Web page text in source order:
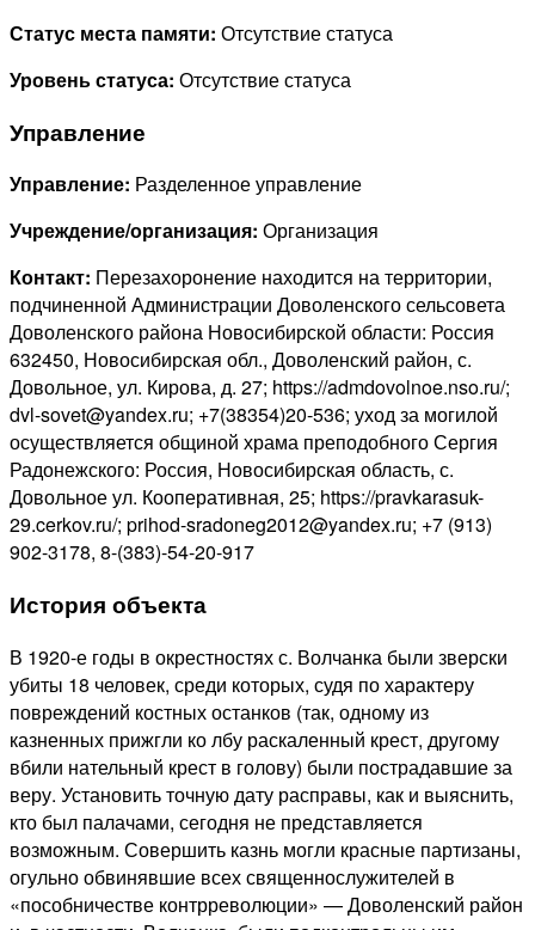
Статус места памяти: Отсутствие статуса
Уровень статуса: Отсутствие статуса
Управление
Управление: Разделенное управление
Учреждение/организация: Организация
Контакт: Перезахоронение находится на территории,
подчиненной Администрации Доволенского сельсовета
Доволенского района Новосибирской области: Россия
632450, Новосибирская обл., Доволенский район, с.
Довольное, ул. Кирова, д. 27; https://admdovolnoe.nso.ru/;
dvl-sovet@yandex.ru; +7(38354)20-536; уход за могилой
осуществляется общиной храма преподобного Сергия
Радонежского: Россия, Новосибирская область, с.
Довольное ул. Кооперативная, 25; https://pravkarasuk-
29.cerkov.ru/; prihod-sradoneg2012@yandex.ru; +7 (913)
902-3178, 8-(383)-54-20-917
История объекта
В 1920-е годы в окрестностях с. Волчанка были зверски
убиты 18 человек, среди которых, судя по характеру
повреждений костных останков (так, одному из
казненных прижгли ко лбу раскаленный крест, другому
вбили нательный крест в голову) были пострадавшие за
веру. Установить точную дату расправы, как и выяснить,
кто был палачами, сегодня не представляется
возможным. Совершить казнь могли красные партизаны,
огульно обвинявшие всех священнослужителей в
«пособничестве контрреволюции» — Доволенский район